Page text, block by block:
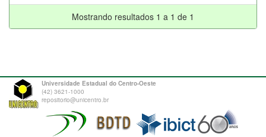
Mostrando resultados 1 a 1 de 1
Universidade Estadual do Centro-Oeste
(42) 3621-1000
repositorio@unicentro.br